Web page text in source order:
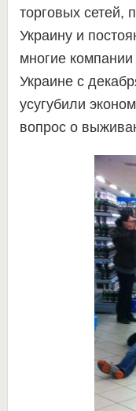
торговых сетей,
Украину и
многие
Украине с
усугубили
вопрос о